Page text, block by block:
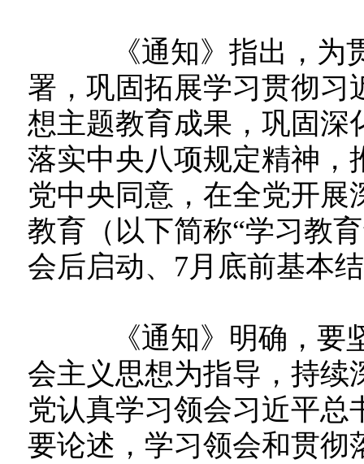
《通知》指出，为贯
署，巩固拓展学习贯彻习
想主题教育成果，巩固深
落实中央八项规定精神，
党中央同意，在全党开
教育（以下简称“学习教
会后启动、7月底前基本
《通知》明确，要坚
会主义思想为指导，持续
党认真学习领会习近平
要论述，学习领会和贯彻